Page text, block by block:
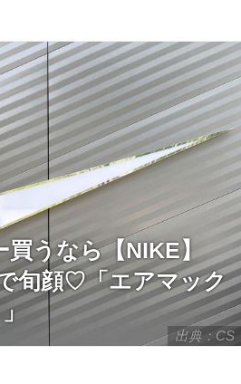
出典：CS
買うなら【NIKE】
旬顔♡「エアマック